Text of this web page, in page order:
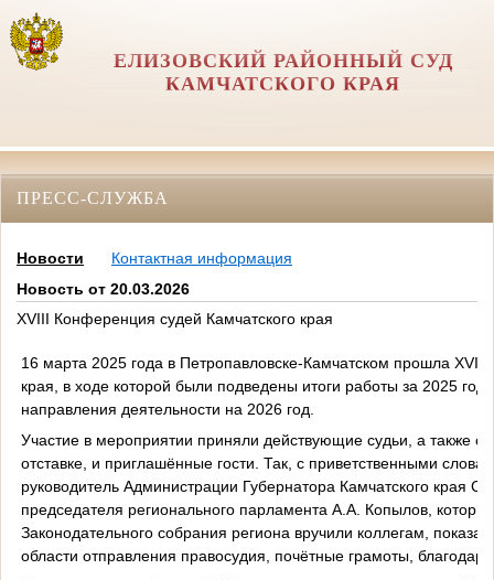
ЕЛИЗОВСКИЙ РАЙОННЫЙ СУД
КАМЧАТСКОГО КРАЯ
ПРЕСС-СЛУЖБА
Новости
Контактная информация
Новость от 20.03.2026
XVIII Конференция судей Камчатского края
16 марта 2025 года в Петропавловске-Камчатском прошла XVI
края, в ходе которой были подведены итоги работы за 2025
направления деятельности на 2026 год.
Участие в мероприятии приняли действующие судьи, а также
отставке, и приглашённые гости. Так, с приветственными
руководитель Администрации Губернатора Камчатского края
председателя регионального парламента А.А. Копылов,
Законодательного собрания региона вручили коллегам,
области отправления правосудия, почётные грамоты,